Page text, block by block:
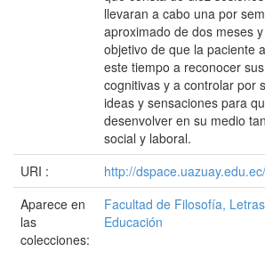
llevaran a cabo una por
aproximado de dos meses
objetivo de que la paciente
este tiempo a reconocer
cognitivas y a controlar por
ideas y sensaciones para
desenvolver en su medio
social y laboral.
URI :
http://
Aparece en
las
colecciones:
Facultad de Filosofía,
Educación